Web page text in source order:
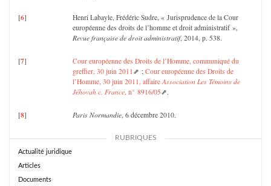
[6]
Henri Labayle, Frédéric Sudre, « Jurisprudence de la Cour
européenne des droits de l’homme et droit administratif »,
Revue française de droit administratif, 2014, p. 538.
[7]
Cour européenne des Droits de l’Homme, communiqué du
greffier, 30 juin 2011
; Cour européenne des Droits de
l’Homme, 30 juin 2011, affaireAssociation Les Témoins de
Jéhovah c. France, n° 8916/05 .
[8] Paris Normandie, 6 décembre 2010.
RUBRIQUES
Actualité juridique
Articles
Documents